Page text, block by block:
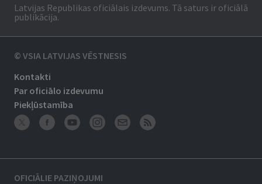
Latvijas Republikas oficiālais izdevums. Tā saturs ir oficiālā
publikācija.
© VSIA LATVIJAS VĒSTNESIS
Kontakti
Par oficiālo izdevumu
Piekļūstamība
OFICIĀLIE PAZIŅOJUMI